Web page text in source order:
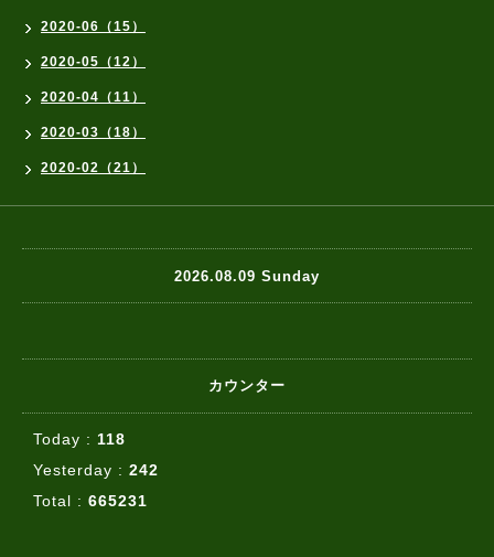
2020-06（15）
2020-05（12）
2020-04（11）
2020-03（18）
2020-02（21）
2026.08.09 Sunday
カウンター
Today : 118
Yesterday : 242
Total : 665231